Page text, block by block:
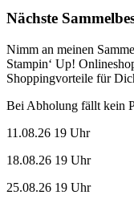
Nächste
Nimm an meinen
Stampin‘ Up!
Shoppingvorteile für
Bei Abholung fällt kein
11.08.26 19 Uhr
18.08.26 19 Uhr
25.08.26 19 Uhr